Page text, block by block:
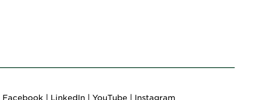
Facebook | LinkedIn | YouTube | Instagram